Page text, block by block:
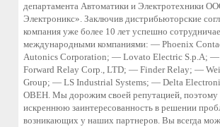
департамента Автоматики и Электротехники
Электроникс». Заключив дистрибьюторские
компания уже более 10 лет успешно
международными компаниями: — Phoenix
Autonics Corporation; — Lovato Electric S.p.A;
Forward Relay Corp., LTD; — Finder Relay; —
Group; — LS Industrial Systems; — Delta
ОВЕН. Мы дорожим своей репутацией, поэтому
искреннюю заинтересованность в решении
возникающих у наших партнеров. Вы всегда